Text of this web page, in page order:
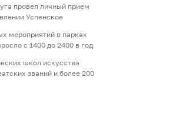
провел личный прием
Успенское
мероприятий в парках
с 1400 до 2400 в год
школ искусства
званий и более 200